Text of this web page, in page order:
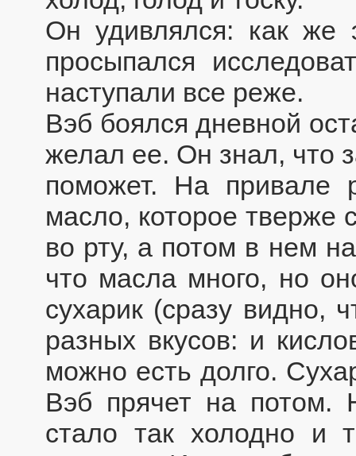
Он удивлялся: как же
просыпался
наступали все реже.
Вэб боялся дневной
желал ее. Он знал, что
поможет. На привале
масло, которое тверже
во рту, а потом в нем
что масла много, но
сухарик (сразу видно,
разных вкусов: и
можно есть долго.
Вэб прячет на потом.
стало так холодно и